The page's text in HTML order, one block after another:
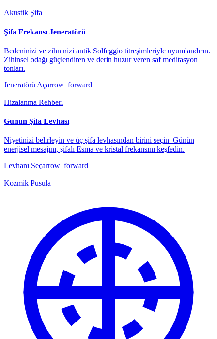
Akustik Şifa
Şifa Frekansı Jeneratörü
Bedeninizi ve zihninizi antik Solfeggio titreşimleriyle uyumlandırın.
Zihinsel odağı güçlendiren ve derin huzur veren saf meditasyon
tonları.
Jeneratörü Açarrow_forward
Hizalanma Rehberi
Günün Şifa Levhası
Niyetinizi belirleyin ve üç şifa levhasından birini seçin. Günün
enerjisel mesajını, şifalı Esma ve kristal frekansını keşfedin.
Levhanı Seçarrow_forward
Kozmik Pusula